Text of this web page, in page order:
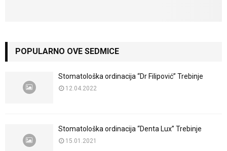
POPULARNO OVE SEDMICE
Stomatološka ordinacija “Dr Filipović” Trebinje
12.04.2022
Stomatološka ordinacija “Denta Lux” Trebinje
15.01.2021